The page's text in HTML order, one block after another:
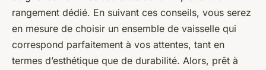
rangement dédié. En suivant ces conseils, vous serez
en mesure de choisir un ensemble de vaisselle qui
correspond parfaitement à vos attentes, tant en
termes d’esthétique que de durabilité. Alors, prêt à